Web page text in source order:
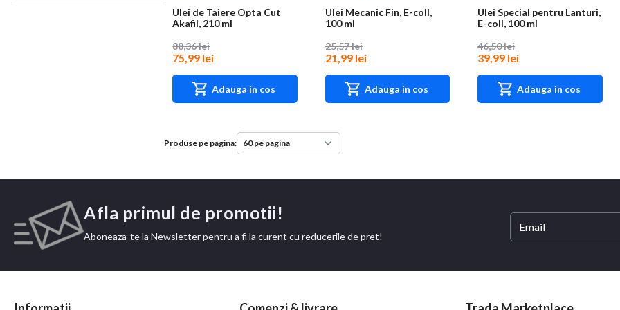
Ulei de Taiere Opta Cut
Akafil, 210 ml
88,36 lei
75,99 lei
Adauga in cos
Ulei Mecanic Fin, E-coll,
100 ml
25,57 lei
21,99 lei
Adauga in cos
Ulei Special pentru Lanturi,
E-coll, 100 ml
46,50 lei
39,99 lei
Adauga in cos
Produse pe pagina:
Afla primul de promotii!
Aboneaza-te la Newsletter pentru a fi la curent cu reducerile de pret!